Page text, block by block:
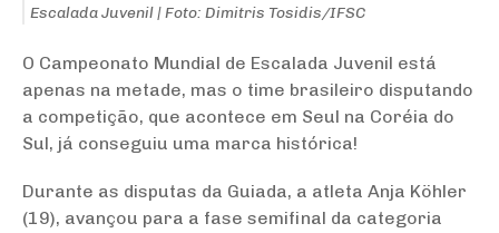
Escalada Juvenil | Foto: Dimitris Tosidis/IFSC
O Campeonato Mundial de Escalada Juvenil está
apenas na metade, mas o time brasileiro disputando
a competição, que acontece em Seul na Coréia do
Sul, já conseguiu uma marca histórica!
Durante as disputas da Guiada, a atleta Anja Köhler
(19), avançou para a fase semifinal da categoria